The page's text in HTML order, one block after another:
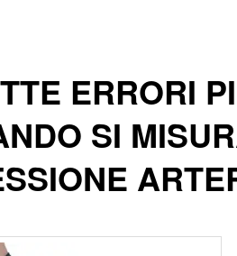
ERRORI
SI